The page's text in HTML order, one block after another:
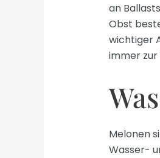
an
Obst
wichtiger
immer zur
Melonen
Wasser-